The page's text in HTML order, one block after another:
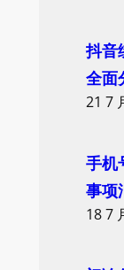
抖音
全面
21 7
手机
事项
18 7